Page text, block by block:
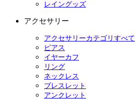
レイングッズ
アクセサリー
アクセサリーカテゴリすべて
ピアス
イヤーカフ
リング
ネックレス
ブレスレット
アンクレット